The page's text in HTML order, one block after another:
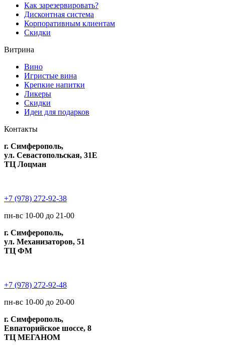
Как зарезервировать?
Дисконтная система
Корпоративным клиентам
Скидки
Витрина
Вино
Игристые вина
Крепкие напитки
Ликеры
Скидки
Идеи для подарков
Контакты
г. Симферополь,
ул. Севастопольская, 31Е
ТЦ Лоцман
+7 (978) 272-92-38
пн-вс 10-00 до 21-00
г. Симферополь,
ул. Механизаторов, 51
ТЦ ФМ
+7 (978) 272-92-48
пн-вс 10-00 до 20-00
г. Симферополь,
Евпаторийское шоссе, 8
ТЦ МЕГАНОМ